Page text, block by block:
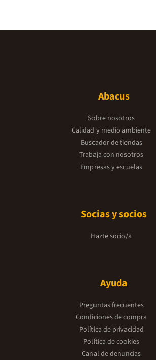
Abacus
Sobre nosotros
Calidad y medio ambiente
Buscador de tiendas
Trabaja con nosotros
Empresas y escuelas
Socias y socios
Hazte socio/a
Ayuda
Preguntas frecuentes
Condiciones de compra
Política de privacidad
Política de cookies
Canal de denuncias